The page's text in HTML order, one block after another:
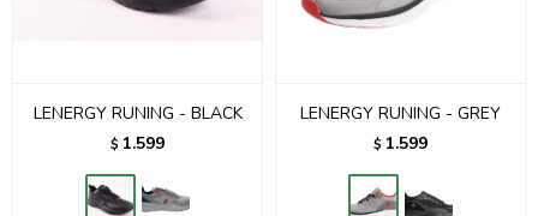
LENERGY RUNING - BLACK
$ 1.599
LENERGY RUNING - GREY
$ 1.599